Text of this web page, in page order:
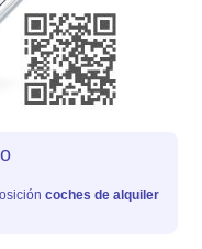
coches de alquiler